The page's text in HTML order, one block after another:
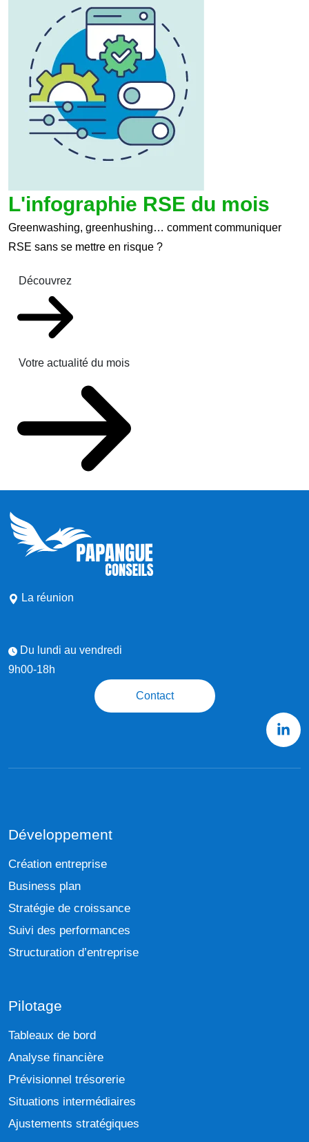
L'infographie RSE du mois
Greenwashing, greenhushing… comment communiquer
RSE sans se mettre en risque ?
Découvrez
Votre actualité du mois
La réunion
Du lundi au vendredi
9h00-18h
Contact
Développement
Création entreprise
Business plan
Stratégie de croissance
Suivi des performances
Structuration d’entreprise
Pilotage
Tableaux de bord
Analyse financière
Prévisionnel trésorerie
Situations intermédiaires
Ajustements stratégiques